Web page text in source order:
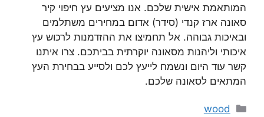
המותאמת אישית שלכם. אנו מציעים עץ חיפוי קיר
סאונה ארז קנדי (סידר) אדום במחירים משתלמים
ובאיכות גבוהה. אל תחמיצו את ההזדמנות לרכוש עץ
איכותי וליהנות מסאונה יוקרתית בביתכם. צרו איתנו
קשר עוד היום ונשמח לייעץ לכם ולסייע בבחירת העץ
המתאים לסאונה שלכם.
קטגוריות
wood